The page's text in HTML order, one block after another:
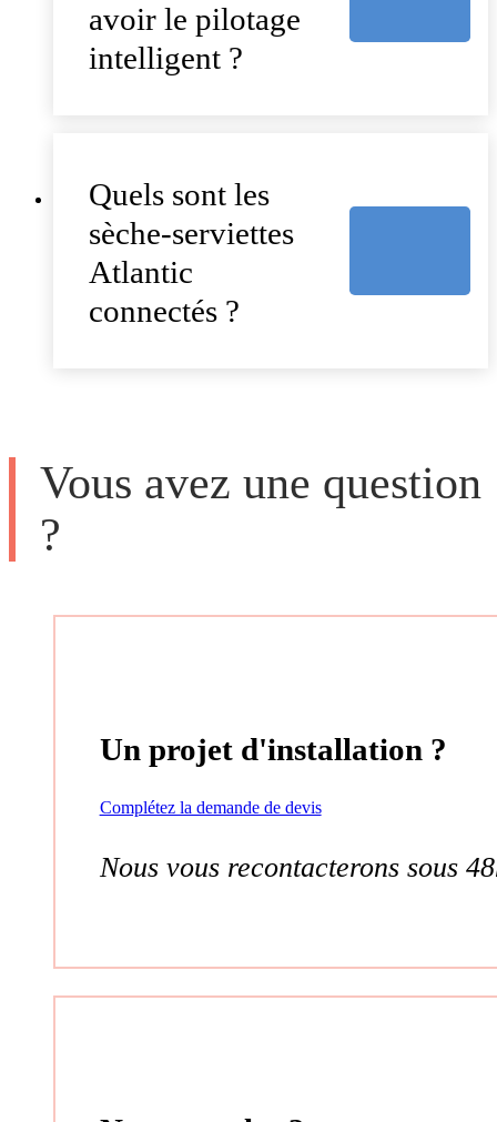
avoir le pilotage
intelligent ?
Quels sont les
sèche-serviettes
Atlantic
connectés ?
Vous avez une question
?
Un projet d'installation ?
Complétez la demande de devis
Nous vous recontacterons sous